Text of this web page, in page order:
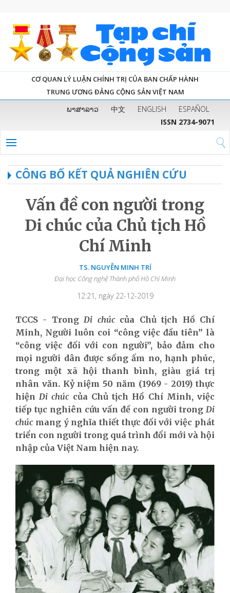
CƠ QUAN LÝ LUẬN CHÍNH TRỊ CỦA BAN CHẤP HÀNH
TRUNG ƯƠNG ĐẢNG CỘNG SẢN VIỆT NAM
ພາສາລາວ 中文 ENGLISH
ESPAÑOL
ISSN 2734-9071
CÔNG BỐ KẾT QUẢ NGHIÊN CỨU
Vấn đề con người trong
Di chúc của Chủ tịch Hồ
Chí Minh
TS. NGUYỄN MINH TRÍ
Đại học Công nghệ Thành phố Hồ Chí Minh
12:21, ngày 22-12-2019
TCCS - Trong Di chúccủa Chủ tịch Hồ Chí
Minh, Người luôn coi “công việc đầu tiên” là
“công việc đối với con người”, bảo đảm cho
mọi người dân được sống ấm no, hạnh phúc,
trong một xã hội thanh bình, giàu giá trị
nhân văn. Kỷ niệm 50 năm (1969 - 2019) thực
hiện Di chúccủa Chủ tịch Hồ Chí Minh, việc
tiếp tục nghiên cứu vấn đề con người trong Di
chúcmang ý nghĩa thiết thực đối với việc phát
triển con người trong quá trình đổi mới và hội
nhập của Việt Nam hiện nay.